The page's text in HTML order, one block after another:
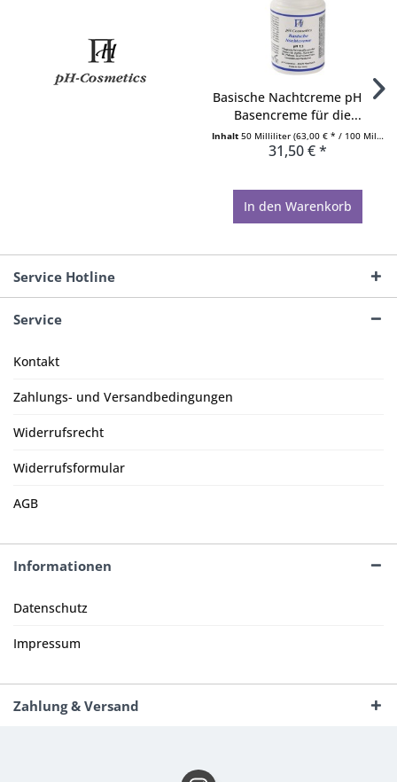
Basische Nachtcreme pH 7,5
Basencreme für die...
Inhalt 50 Milliliter (63,00 € * / 100 Milliliter)
31,50 € *
In den Warenkorb
Service Hotline
Service
Kontakt
Zahlungs- und Versandbedingungen
Widerrufsrecht
Widerrufsformular
AGB
Informationen
Datenschutz
Impressum
Zahlung & Versand